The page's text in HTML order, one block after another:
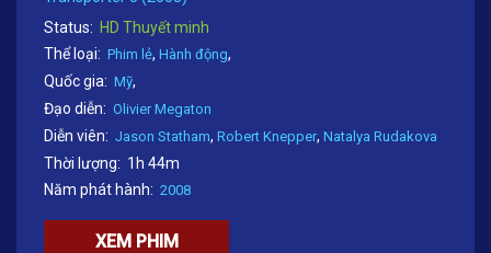
Status: HD Thuyết minh
Thể loại: Phim lẻ, Hành động,
Quốc gia: Mỹ,
Đạo diễn: Olivier Megaton
Diễn viên: Jason Statham, Robert Knepper, Natalya Rudakova
Thời lượng: 1h 44m
Năm phát hành: 2008
XEM PHIM